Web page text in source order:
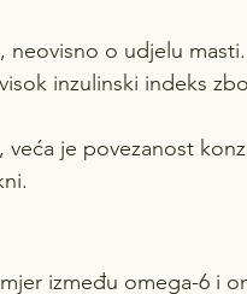
neovisno o udjelu
inzulinski indeks
je povezanost
između omega-6 i